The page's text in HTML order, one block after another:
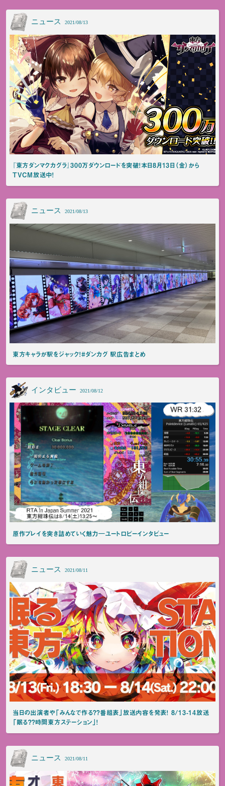
ニュース 2021/08/13
『東方ダンマクカグラ』300万ダウンロードを突破！本日8月13日（金）から
TVCM放送中！
ニュース 2021/08/13
東方キャラが駅をジャック！#ダンカグ 駅広告まとめ
インタビュー 2021/08/12
原作プレイを突き詰めていく魅力―ユートロピーインタビュー
ニュース 2021/08/11
当日の出演者や「みんなで作る？？番組表」放送内容を発表！ 8/13-14放送
「眠る？？時間東方ステーション」！
ニュース 2021/08/11